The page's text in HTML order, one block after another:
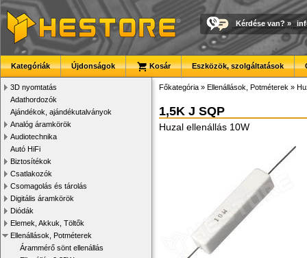
Kérdése van? »
Kategóriák Újdonságok Kosár Eszközök, szolgáltatások
3D nyomtatás
Adathordozók
Ajándékok, ajándékutalványok
Analóg áramkörök
Audiotechnika
Autó HiFi
Biztosítékok
Csatlakozók
Csomagolás és tárolás
Digitális áramkörök
Diódák
Elemek, Akkuk, Töltők
Ellenállások, Potméterek
Árammérő sönt ellenállás
Főkategória » Ellenállások, Potméterek »
1,5K J SQP
Huzal ellenállás 10W